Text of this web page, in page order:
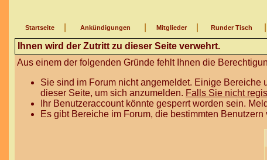
Startseite Ankündigungen Mitglieder Runder Tisch
Ihnen wird der Zutritt zu dieser Seite verwehrt.
Aus einem der folgenden Gründe fehlt Ihnen die
Sie sind im Forum nicht angemeldet. Einige
dieser Seite, um sich anzumelden. Falls Sie nicht
Ihr Benutzeraccount könnte gesperrt worden sein.
Es gibt Bereiche im Forum, die bestimmten